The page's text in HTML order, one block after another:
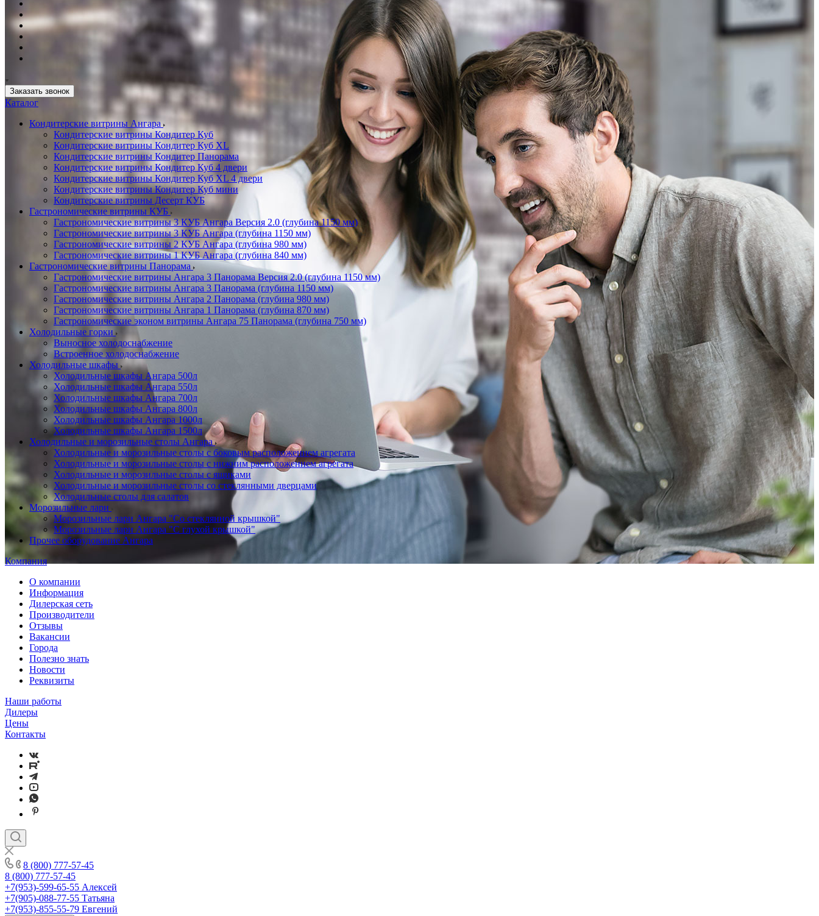
Заказать звонок
Каталог
Кондитерские витрины Ангара
Кондитерские витрины Кондитер Куб
Кондитерские витрины Кондитер Куб XL
Кондитерские витрины Кондитер Панорама
Кондитерские витрины Кондитер Куб 4 двери
Кондитерские витрины Кондитер Куб XL 4 двери
Кондитерские витрины Кондитер Куб мини
Кондитерские витрины Десерт КУБ
Гастрономические витрины КУБ
Гастрономические витрины 3 КУБ Ангара Версия 2.0 (глубина 1150 мм)
Гастрономические витрины 3 КУБ Ангара (глубина 1150 мм)
Гастрономические витрины 2 КУБ Ангара (глубина 980 мм)
Гастрономические витрины 1 КУБ Ангара (глубина 840 мм)
Гастрономические витрины Панорама
Гастрономические витрины Ангара 3 Панорама Версия 2.0 (глубина 1150 мм)
Гастрономические витрины Ангара 3 Панорама (глубина 1150 мм)
Гастрономические витрины Ангара 2 Панорама (глубина 980 мм)
Гастрономические витрины Ангара 1 Панорама (глубина 870 мм)
Гастрономические эконом витрины Ангара 75 Панорама (глубина 750 мм)
Холодильные горки
Выносное холодоснабжение
Встроенное холодоснабжение
Холодильные шкафы
Холодильные шкафы Ангара 500л
Холодильные шкафы Ангара 550л
Холодильные шкафы Ангара 700л
Холодильные шкафы Ангара 800л
Холодильные шкафы Ангара 1000л
Холодильные шкафы Ангара 1500л
Холодильные и морозильные столы Ангара
Холодильные и морозильные столы с боковым расположением агрегата
Холодильные и морозильные столы с нижним расположением агрегата
Холодильные и морозильные столы с ящиками
Холодильные и морозильные столы со стеклянными дверцами
Холодильные столы для салатов
Морозильные лари
Морозильные лари Ангара "Со стеклянной крышкой"
Морозильные лари Ангара "С глухой крышкой"
Прочее оборудование Ангара
Компания
О компании
Информация
Дилерская сеть
Производители
Отзывы
Вакансии
Города
Полезно знать
Новости
Реквизиты
Наши работы
Дилеры
Цены
Контакты
8 (800) 777-57-45
8 (800) 777-57-45
+7(953)-599-65-55 Алексей
+7(905)-088-77-55 Татьяна
+7(953)-855-55-79 Евгений